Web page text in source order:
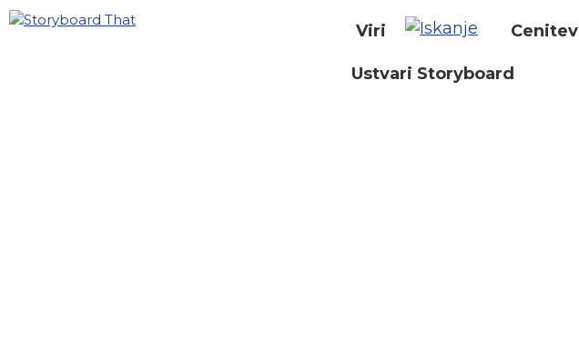
Viri Cenitev
Ustvari Storyboard